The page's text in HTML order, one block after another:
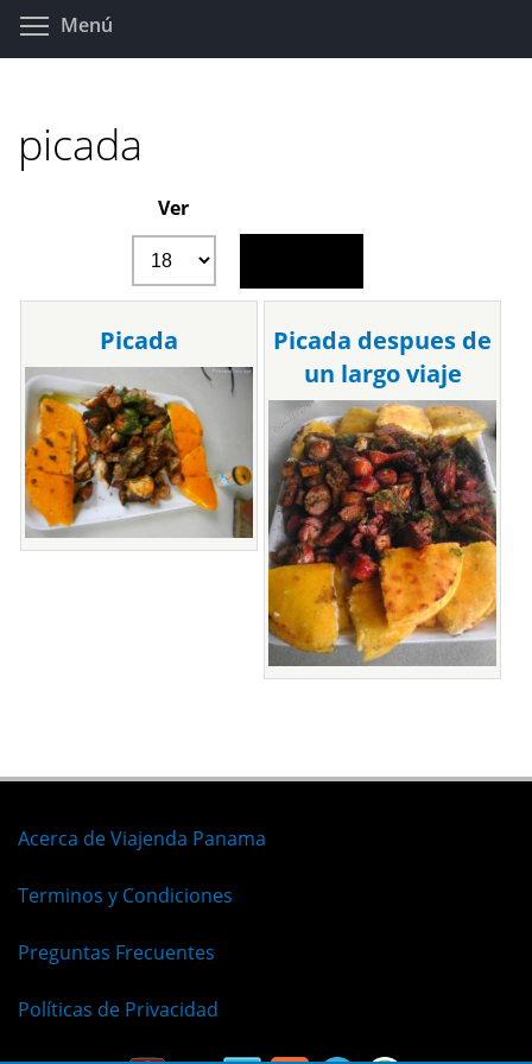
Pasar Menú
picada
Ver
Picada
Picada despues de
un largo viaje
Acerca de Viajenda Panama
Terminos y Condiciones
Preguntas Frecuentes
Políticas de Privacidad